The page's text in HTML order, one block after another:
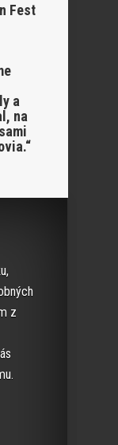
Fest
a
na
z